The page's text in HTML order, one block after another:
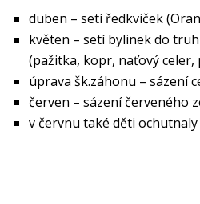
duben – setí ředkviček
květen – setí bylinek do
(pažitka, kopr, naťový celer,
úprava šk.záhonu – sázení
červen – sázení červeného
v červnu také děti